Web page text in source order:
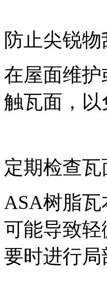
防止尖锐物
在屋面维
触瓦面，以
定期检查
ASA树脂
可能导致
要时进行